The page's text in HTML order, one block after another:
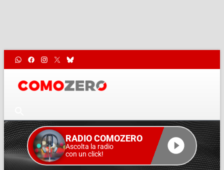
RADIO COMOZERO
Ascolta la radio
con un click!